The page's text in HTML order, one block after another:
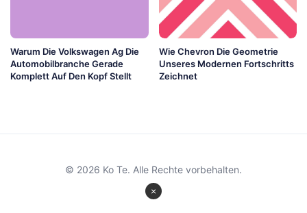
Warum Die Volkswagen Ag Die
Automobilbranche Gerade
Komplett Auf Den Kopf Stellt
Wie Chevron Die Geometrie
Unseres Modernen Fortschritts
Zeichnet
×
© 2026 Ko Te. Alle Rechte vorbehalten.